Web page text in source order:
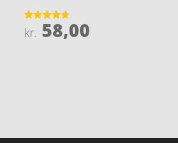
Vurderet
4.7
kr. 58,00